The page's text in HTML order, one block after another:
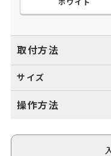
ホワイト
取付方法
サイズ
操作方法